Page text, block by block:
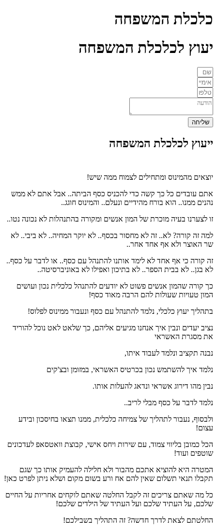
כלכלת המשפחה
יעוץ לכלכלת המשפחה
שליחה
ייעוץ לכלכלת המשפחה
יוצאים מהמינוס ומתחילים לצמוח ממה שיש!
אתם עובדים כל כך קשה כדי להכניס כסף הביתה.. אבל אתם לא ממש
נהנים ממנו.. הוא בורח מהידיים ונעלם.. והמינוס חוגג..
זו לצערנו בעיה מוכרת של המון אנשים ומקורה בהתנהלות לא נכונה נטו..
למה זה קורה? לא.. זה לא מחסור בכסף.. לא יוקר המחיה.. לא ביבי.. לא
שר האוצר ולא אף אחד אחר..
זה קורה כי אף אחד לא לימד אותנו להתנהל עם כסף.. או לדבר על כסף..
לא בגן.. לא בבית הספר.. לא בתיכון ואפילו לא באוניברסיטה..
כך קורה שהמון אנשים פשוט לא יודעים להתנהל כלכלית נכון ועושים
המון טעויות שעולות להם הרבה מאוד כסף!
בתהליך יעוץ כלכלי, נלמד להתנהל עם כסף ונעבור ממינוס לפלוס!
נציב יעדים ונבין איך אנחנו מגיעים אליהם, כך שלאט לאט נוכל להוריד
את מסגרת האשראי
נבנה תקציב ונלמד לעבוד איתו,
נלמד איך להשתמש נכון בכרטיס האשראי, במזומן ובצ'קים
נבין מהו דירוג אשראי ונדאג להעלות אותו.
נלמד לדבר על כסף מבלי לריב..
ולבסוף, נעבור לתהליך של צמיחה כלכלית, ממנו תצאו בחיסכון ובידע
עצום!
הכל כמובן בליווי צמוד, עם שירות ויחס אישי, קבוצת וואטסאפ לעדכונים
שוטפים ועוד!
המטרה היא להוציא אתכם מהבור ולא חלילה להעמיק אותו כך שגם
תקבלו תנאי תשלום שאין להם אח ורע בשום מקום ושלא ניתן לפרט כאן!
כל מה שאתם צריכים זה לקבל החלטה שאתם לוקחים אחריות על החיים
שלכם, על העתיד שלכם ועל העתיד של הילדים שלכם!
החלטתם לצאת לדרך חדשה? זה התהליך בשבילכם!